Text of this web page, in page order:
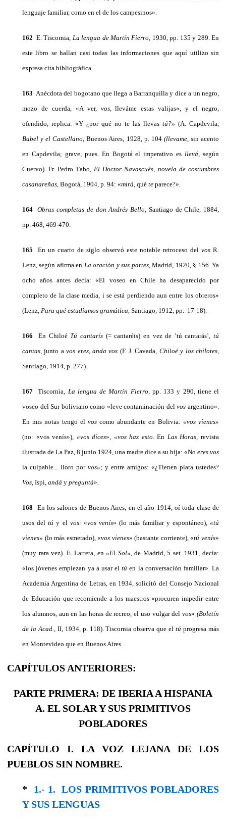
lenguaje familiar, como en el de los campe­sinos».
162 E. Tiscornia, La lengua de Martín Fierro, 1930, pp. 135 y 289. En
este libro se hallan casi todas las informaciones que aquí uti­lizo sin
expresa cita bibliográfica.
163 Anécdota del bogotano que llega a Barranquilla y dice a un negro,
mozo de cuerda, «A ver, vos,lleváme estas valijas», y el negro,
ofendido, replica: «Y ¿por qué no te las llevas tú?» (A. Capdevila,
Babel y el Castellano,Buenos Aires, 1928, p. 104 (llevame, sin acento
en Capdevila; grave, pues. En Bogotá el im­perativo es llevá,según
Cuervo). Fr. Pedro Fabo, El Doctor Navascués, novela de costumbres
casanareñas, Bogotá, 1904, p. 94: «mirá, qué te parece?».
164 Obras completas de don Andrés Bello, Santiago de Chile, 1884,
pp. 468, 469-470.
165 En un cuarto de siglo observó este notable retroceso del vos R.
Lenz, según afirma en La oración y sus partes,Madrid, 1920, § 156. Ya
ocho años antes decía: «El voseo en Chile ha desapare­cido por
completo de la clase media, i se está perdiendo aun entre los obreros»
(Lenz, Para qué estudiamos gramática, Santiago, 1912, pp. 17-18).
166 En Chiloé Tú cantarís (= cantaréis) en vez de ’tú cantarás’,tú
cantas,junto avos eres, anda vos (F. J. Cavada, Chiloé y los chilotes,
Santiago, 1914, p. 277).
167 Tiscornia, La lengua de Martín Fierro, pp. 133 y 290, tiene el
voseo del Sur boliviano como «leve contaminación delvosar­gentino».
En mis notas tengo el voscomo abundante en Bolivia: «vos vienes»
(no: «vos venís»), «vos dices», «vos haz esto.En Las Ho­ras,revista
ilustrada de La Paz, 8 junio 1924, una madre dice a su hija: «No eres vos
la culpable... lloro por vos»; y entre amigos: «¿Tienen plata ustedes?
Vos, Ispi, andá y preguntá»
168 En los salones de Buenos Aires, en el año 1914, oí toda clase de
usos deltúy el vos: «vos venís» (lo más familiar y espon­táneo),«tú
vienes» (lo más esmerado), «vos vienes» (bastante co­rriente), «tú venís»
(muy rara vez). E. Larreta, en«El Sol»,de Madrid, 5 set. 1931, decía:
«los jóvenes empiezan ya a usar eltúen la conversación familiar». La
Academia Argentina de Letras, en 1934, solicitó del Consejo Nacional
de Educación que recomiende a los maestros «procuren impedir entre
los alumnos, aun en las horas de recreo, el uso vulgar delvos» (Boletín
de la Acad., II, 1934, p. 118). Tiscornia observa que eltúprogresa más
en Montevi­deo que en Buenos Aires.
CAPÍTULOS ANTERIORES:
PARTE PRIMERA: DE IBERIA A HISPANIA
A. EL SOLAR Y SUS PRIMITIVOS
POBLADORES
CAPÍTULO I. LA VOZ LEJANA DE LOS
PUEBLOS SIN NOMBRE.
* 1.- 1. LOS PRIMITIVOS POBLADORES
Y SUS LENGUAS